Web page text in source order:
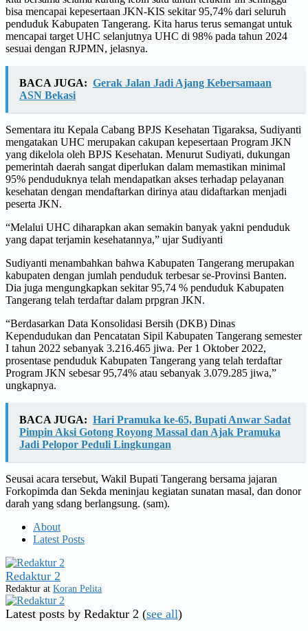
bisa mencapai kepesertaan JKN-KIS sekitar 95,74% dari seluruh
penduduk Kabupaten Tangerang. Kita harus terus semangat untuk
mencapai target UHC selanjutnya UHC di 98% pada tahun 2024
sesuai dengan RJPMN, jelasnya.
BACA JUGA: Gerak Jalan Jadi Ajang Kebersamaan
ASN Bekasi
Sementara itu Kepala Cabang BPJS Kesehatan Tigaraksa, Sudiyanti
mengatakan UHC merupakan cakupan kepesertaan Program JKN
yang dikelola oleh BPJS Kesehatan. Menurut Sudiyati, dukungan
pemerintah daerah sangat diperlukan dalam memastikan minimal
95% penduduknya telah mendapatkan akses terhadap pelayanan
kesehatan dengan mendaftarkan dirinya atau didaftarkan menjadi
peserta JKN.
“Melalui UHC diharapkan akan semakin banyak yakni penduduk
yang dapat terjamin kesehatannya,” ujar Sudiyanti
Sudiyanti menambahkan bahwa Kabupaten Tangerang merupakan
kabupaten dengan jumlah penduduk terbesar se-Provinsi Banten.
Dia juga mengungkapkan sekitar 95,74 % penduduk Kabupaten
Tangerang telah terdaftar dalam prpgran JKN.
“Berdasarkan Data Konsolidasi Bersih (DKB) Dinas
Kependudukan dan Pencatatan Sipil Kabupaten Tangerang semester
I tahun 2022 sebanyak 3.216.465 jiwa. Per 1 Oktober 2022,
prosentase penduduk Kabupaten Tangerang yang telah terdaftar
Program JKN sebesar 95,74% atau sebanyak 3.079.285 jiwa,”
ungkapnya.
BACA JUGA: Hari Pramuka ke-65, Bupati Anwar Sadat
Pimpin Aksi Gotong Royong Massal dan Ajak Pramuka
Jadi Pelopor Peduli Lingkungan
Seusai acara tersebut, Wakil Bupati Tangerang bersama jajaran
Forkopimda dan Sekda meninjau kegiatan sunatan masal, dan donor
darah yang sdang berlangsung. (sam).
About
Latest Posts
Redaktur 2
Redaktur at Koran Pelita
Latest posts by Redaktur 2 (see all)